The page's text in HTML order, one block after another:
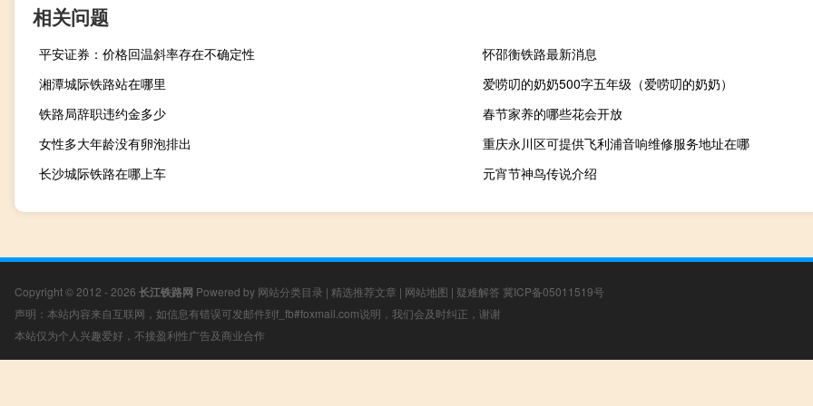
相关问题
平安证券：价格回温斜率存在不确定性
怀邵衡铁路最新消息
湘潭城际铁路站在哪里
爱唠叨的奶奶500字五年级（爱唠叨的奶奶）
铁路局辞职违约金多少
春节家养的哪些花会开放
女性多大年龄没有卵泡排出
重庆永川区可提供飞利浦音响维修服务地址在哪
长沙城际铁路在哪上车
元宵节神鸟传说介绍
Copyright © 2012 - 2026 长江铁路网 Powered by 网站分类目录 | 精选推荐文章 | 网站地图 | 疑难解答 冀ICP备05011519号
声明：本站内容来自互联网，如信息有错误可发邮件到f_fb#foxmail.com说明，我们会及时纠正，谢谢
本站仅为个人兴趣爱好，不接盈利性广告及商业合作